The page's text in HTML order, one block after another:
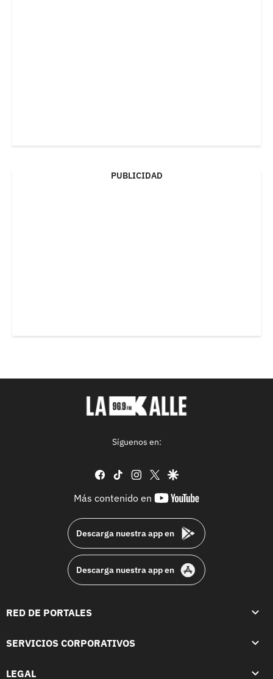
PUBLICIDAD
Síguenos en:
facebook
tiktok instagram
twittergoogle
Más contenido en
youtube-
Descarga nuestra app en
Descarga nuestra app en
RED DE PORTALES
SERVICIOS CORPORATIVOS
LEGAL